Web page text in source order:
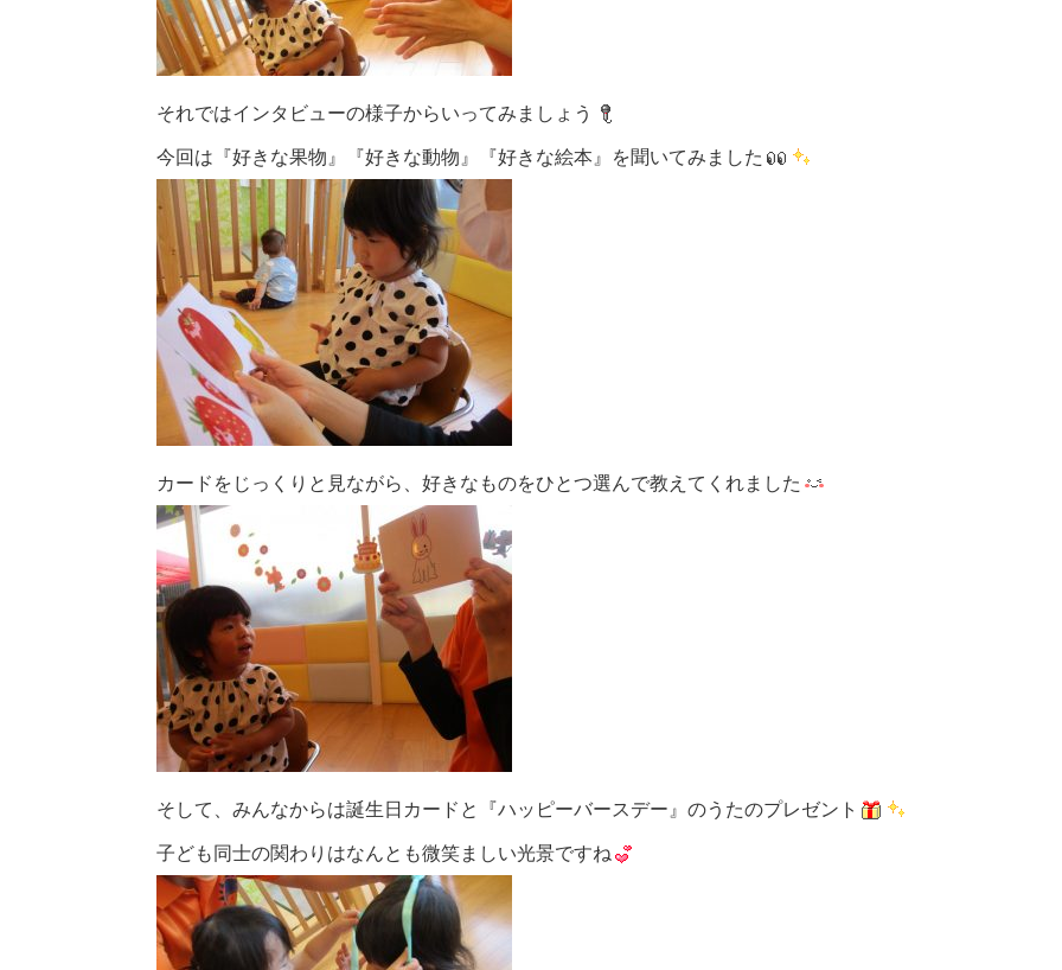
それではインタビューの様子からいってみましょう
今回は『好きな果物』『好きな動物』『好きな絵本』を聞いてみました
カードをじっくりと見ながら、好きなものをひとつ選んで教えてくれました
そして、みんなからは誕生日カードと『ハッピーバースデー』のうたのプレゼント
子ども同士の関わりはなんとも微笑ましい光景ですね